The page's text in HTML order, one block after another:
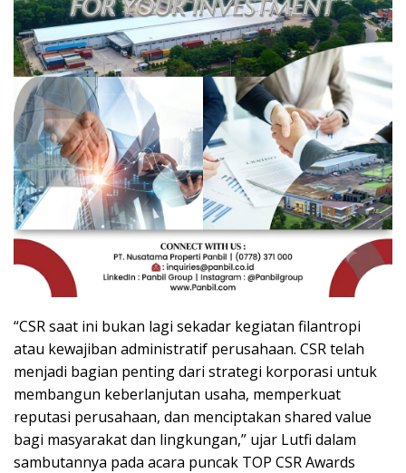
“CSR saat ini bukan lagi sekadar kegiatan filantropi
atau kewajiban administratif perusahaan. CSR telah
menjadi bagian penting dari strategi korporasi untuk
membangun keberlanjutan usaha, memperkuat
reputasi perusahaan, dan menciptakan shared value
bagi masyarakat dan lingkungan,” ujar Lutfi dalam
sambutannya pada acara puncak TOP CSR Awards